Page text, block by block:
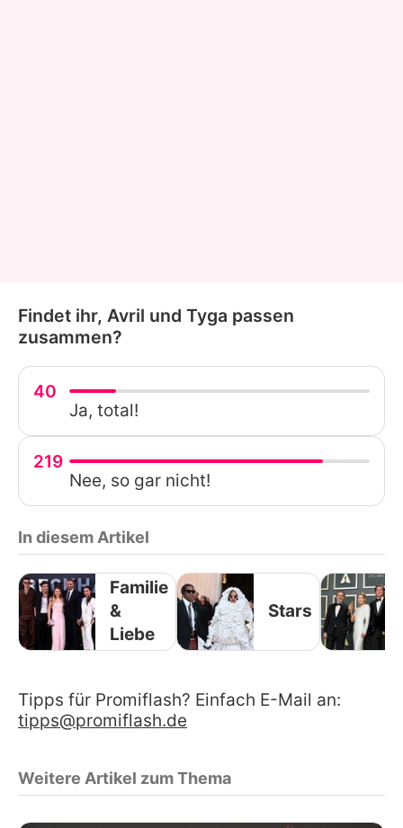
Findet ihr, Avril und Tyga passen
zusammen?
40
Ja, total!
219
Nee, so gar nicht!
In diesem Artikel
Familie
&
Liebe
Stars
Tipps für Promiflash? Einfach E-Mail an:
tipps@promiflash.de
Weitere Artikel zum Thema